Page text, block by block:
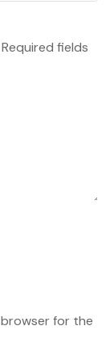
Required fields
browser for the